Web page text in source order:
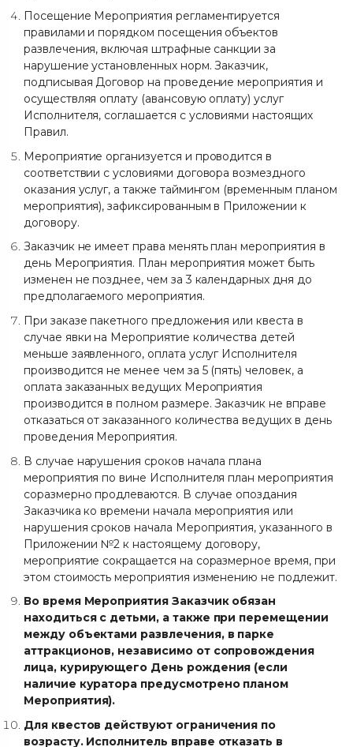
Посещение Мероприятия регламентируется
правилами и порядком посещения объектов
развлечения, включая штрафные санкции за
нарушение установленных норм. Заказчик,
подписывая Договор на проведение мероприятия и
осуществляя оплату (авансовую оплату) услуг
Исполнителя, соглашается с условиями настоящих
Правил.
Мероприятие организуется и проводится в
соответствии с условиями договора возмездного
оказания услуг, а также таймингом (временным планом
мероприятия), зафиксированным в Приложении к
договору.
Заказчик не имеет права менять план мероприятия в
день Мероприятия. План мероприятия может быть
изменен не позднее, чем за 3 календарных дня до
предполагаемого мероприятия.
При заказе пакетного предложения или квеста в
случае явки на Мероприятие количества детей
меньше заявленного, оплата услуг Исполнителя
производится не менее чем за 5 (пять) человек, а
оплата заказанных ведущих Мероприятия
производится в полном размере. Заказчик не вправе
отказаться от заказанного количества ведущих в день
проведения Мероприятия.
В случае нарушения сроков начала плана
мероприятия по вине Исполнителя план мероприятия
соразмерно продлеваются. В случае опоздания
Заказчика ко времени начала мероприятия или
нарушения сроков начала Мероприятия, указанного в
Приложении №2 к настоящему договору,
мероприятие сокращается на соразмерное время, при
этом стоимость мероприятия изменению не подлежит.
Во время Мероприятия Заказчик обязан
находиться с детьми, а также при перемещении
между объектами развлечения, в парке
аттракционов, независимо от сопровождения
лица, курирующего День рождения (если
наличие куратора предусмотрено планом
Мероприятия).
Для квестов действуют ограничения по
возрасту. Исполнитель вправе отказать в